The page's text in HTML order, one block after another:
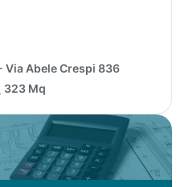
Via Abele Crespi 836
323 Mq